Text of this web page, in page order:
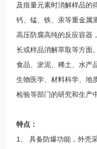
及痕量元素时消解样品的
钙、锰、铁、汞等重金属
高压防腐高纯的反应容器
长或样品消解萃取等方面
食品、淤泥、稀土、水产
生物医学、材料科学、地
检验等部门的研究和生产
特点：
1、 具备防爆功能，外壳